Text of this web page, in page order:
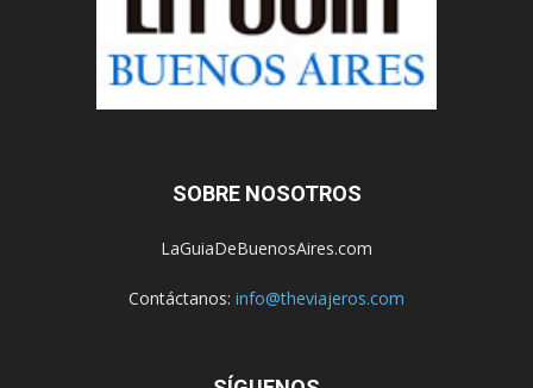
SOBRE NOSOTROS
LaGuiaDeBuenosAires.com
Contáctanos: info@theviajeros.com